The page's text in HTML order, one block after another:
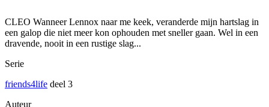
CLEO Wanneer Lennox naar me keek, veranderde mijn hartslag in
een galop die niet meer kon ophouden met sneller gaan. Wel in een
dravende, nooit in een rustige slag...
Serie
friends4life deel 3
Auteur